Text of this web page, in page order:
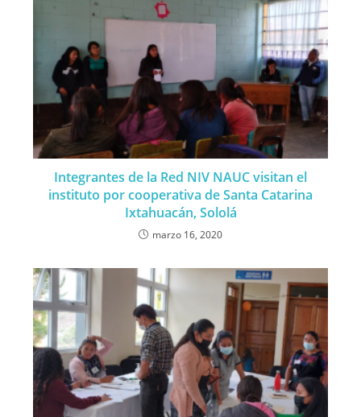
Integrantes de la Red NIV NAUC visitan el
instituto por cooperativa de Santa Catarina
Ixtahuacán, Sololá
marzo 16, 2020